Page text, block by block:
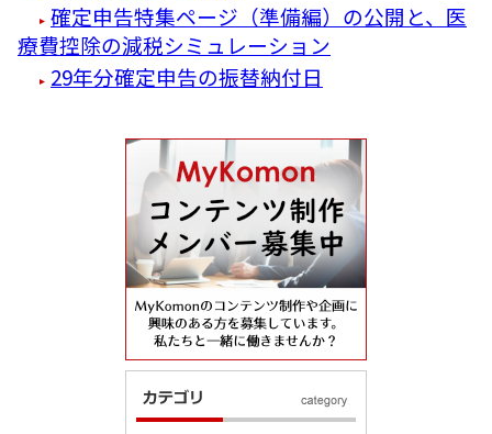
確定申告特集ページ（準備編）の公開と、医
療費控除の減税シミュレーション
29年分確定申告の振替納付日